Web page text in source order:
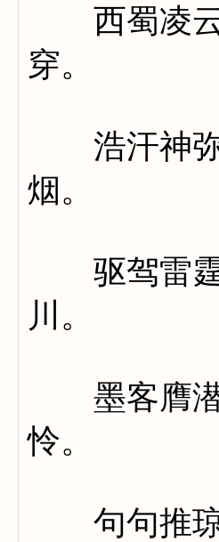
西蜀凌云
穿。
浩汗神弥
烟。
驱驾雷霆
川。
墨客膺潜
怜。
句句推琼